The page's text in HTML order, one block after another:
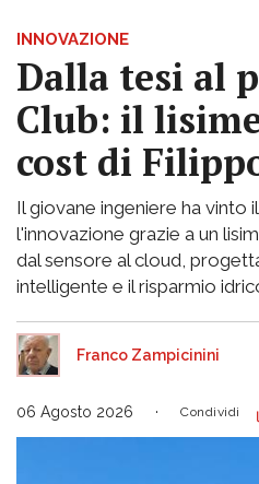
INNOVAZIONE
Dalla tesi al
Club: il
cost di
Il giovane ingeniere ha vinto
l'innovazione grazie a un
dal sensore al cloud,
intelligente e il risparmio
Franco Zampicinini
06 Agosto 2026 Condividi